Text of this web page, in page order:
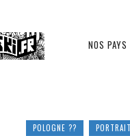
NOS PAYS
POLOGNE ??